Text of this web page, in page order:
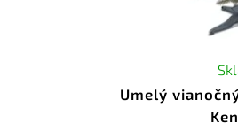
Umelý